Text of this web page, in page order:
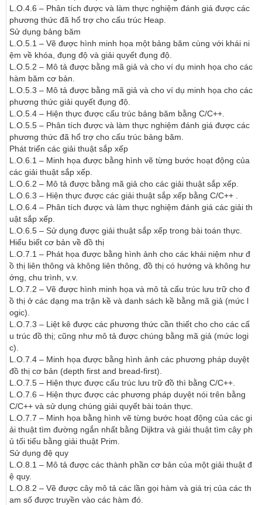
L.O.4.6 – Phân tích được và làm thực nghiệm đánh giá được các
phương thức đã hổ trợ cho cấu trúc Heap.
Sử dụng bảng băm
L.O.5.1 – Vẽ được hình minh họa một bảng băm cùng với khái ni
ệm về khóa, đụng độ và giải quyết đụng độ.
L.O.5.2 – Mô tả được bằng mã giả và cho ví dụ minh họa cho các
hàm băm cơ bản.
L.O.5.3 – Mô tả được bằng mã giả và cho ví dụ minh họa cho các
phương thức giải quyết đụng độ.
L.O.5.4 – Hiện thực được cấu trúc bảng băm bằng C/C++.
L.O.5.5 – Phân tích được và làm thực nghiệm đánh giá được các
phương thức đã hổ trợ cho cấu trúc bảng băm.
Phát triển các giải thuật sắp xếp
L.O.6.1 – Minh họa được bằng hình vẽ từng bước hoạt động của
các giải thuật sắp xếp.
L.O.6.2 – Mô tả được bằng mã giả cho các giải thuật sắp xếp.
L.O.6.3 – Hiện thực được các giải thuật sắp xếp bằng C/C++ .
L.O.6.4 – Phân tích được và làm thực nghiệm đánh giá các giải th
uật sắp xếp.
L.O.6.5 – Sử dụng được giải thuật sắp xếp trong bài toán thực.
Hiểu biết cơ bản về đồ thị
L.O.7.1 – Phát họa được bằng hình ảnh cho các khái niệm như đ
ồ thị liên thông và không liên thông, đồ thị có hướng và không hư
ớng, chu trình, v.v.
L.O.7.2 – Vẽ được hình minh họa và mô tả cấu trúc lưu trữ cho đ
ồ thị ở các dạng ma trận kề và danh sách kề bằng mã giả (mức l
ogic).
L.O.7.3 – Liệt kê được các phương thức cần thiết cho cho các cấ
u trúc đồ thị; cũng như mô tả được chúng bằng mã giả (mức logi
c).
L.O.7.4 – Minh họa được bằng hình ảnh các phương pháp duyệt
đồ thị cơ bản (depth first and bread-first).
L.O.7.5 – Hiện thực được cấu trúc lưu trữ đồ thì bằng C/C++.
L.O.7.6 – Hiện thực được các phương pháp duyệt nói trên bằng
C/C++ và sử dụng chúng giải quyết bài toán thực.
L.O.7.7 – Minh họa bằng hình vẽ từng bước hoạt động của các gi
ải thuật tìm đường ngắn nhất bằng Dijktra và giải thuật tìm cây ph
ủ tối tiểu bằng giải thuật Prim.
Sử dụng đệ quy
L.O.8.1 – Mô tả được các thành phần cơ bản của một giải thuật đ
ệ quy.
L.O.8.2 – Vẽ được cây mô tả các lần gọi hàm và giá trị của các th
am số được truyền vào các hàm đó.